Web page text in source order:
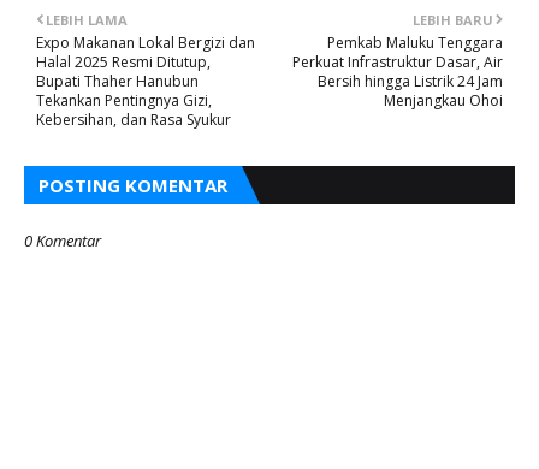
LEBIH BARU
Pemkab Maluku Tenggara
Perkuat Infrastruktur Dasar, Air
Bersih hingga Listrik 24 Jam
Menjangkau Ohoi
LEBIH LAMA
Expo Makanan Lokal Bergizi dan
Halal 2025 Resmi Ditutup,
Bupati Thaher Hanubun
Tekankan Pentingnya Gizi,
Kebersihan, dan Rasa Syukur
POSTING KOMENTAR
0 Komentar